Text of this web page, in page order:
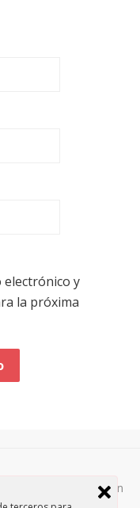
electrónico y
la próxima
de esta página están